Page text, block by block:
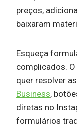
preços,
baixaram
Esqueça
complicados.
quer resolver
Business,
diretas no
formulários